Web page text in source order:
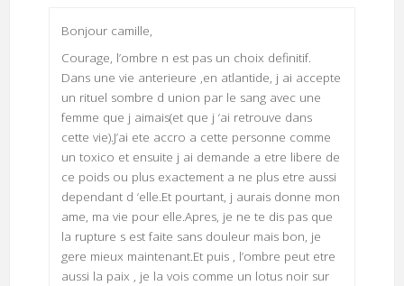
Bonjour camille,
Courage, l’ombre n est pas un choix definitif.
Dans une vie anterieure ,en atlantide, j ai accepte
un rituel sombre d union par le sang avec une
femme que j aimais(et que j ‘ai retrouve dans
cette vie).J’ai ete accro a cette personne comme
un toxico et ensuite j ai demande a etre libere de
ce poids ou plus exactement a ne plus etre aussi
dependant d ‘elle.Et pourtant, j aurais donne mon
ame, ma vie pour elle.Apres, je ne te dis pas que
la rupture s est faite sans douleur mais bon, je
gere mieux maintenant.Et puis , l’ombre peut etre
aussi la paix , je la vois comme un lotus noir sur